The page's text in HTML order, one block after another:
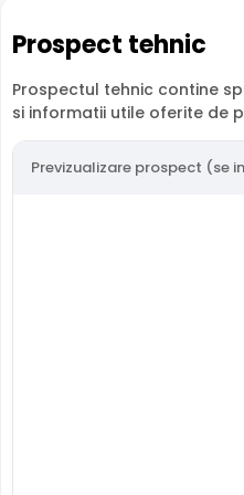
Camera IPC-HFW1239S1-
Prospect tehnic
Prospectul tehnic contine
si informatii utile oferite de
Previzualizare prospect (se